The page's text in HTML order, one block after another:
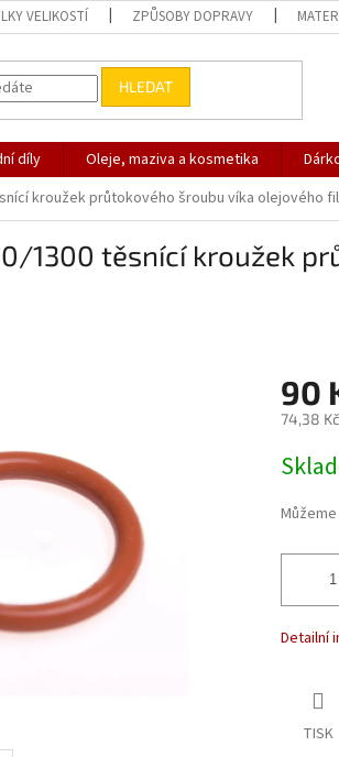
VELIKOSTÍ ZPŮSOBY DOPRAVY
HLEDAT
díly Oleje, maziva a kosmetika
kroužek průtokového šroubu víka olejového
1300 těsnící kroužek
90
74,38
cena:
Detailní
TISK